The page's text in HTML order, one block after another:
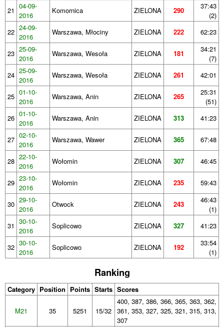
21 04-09-
2016
Komornica ZIELONA 290
37:43
(2)
22 24-09-
2016
Warszawa, Młociny ZIELONA 222 62:23
23 25-09-
2016
Warszawa, Wesoła ZIELONA 181
34:21
(7)
24 25-09-
2016
Warszawa, Wesoła ZIELONA 261 42:01
25 01-10-
2016
Warszawa, Anin ZIELONA 265
25:31
(51)
26 01-10-
2016
Warszawa, Anin ZIELONA 313 41:23
27 02-10-
2016
Warszawa, Wawer ZIELONA 365 67:48
28 22-10-
2016
Wołomin ZIELONA 307 46:45
29 23-10-
2016
Wołomin ZIELONA 235 59:43
30 29-10-
2016
Otwock ZIELONA 243
46:43
(1)
31 30-10-
2016
Soplicowo ZIELONA 327 41:23
32 30-10-
2016
Soplicowo ZIELONA 192
33:54
(1)
Ranking
Category Position Points Starts Scores
M21 35 5251 15/32
400, 387, 386, 366, 365, 363, 362,
361, 353, 327, 325, 321, 315, 313,
307